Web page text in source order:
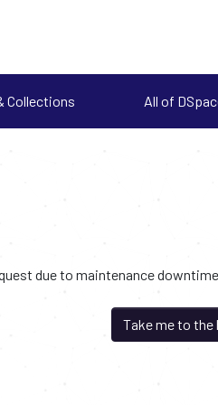
Collections All of
due to maintenance
Take me to the